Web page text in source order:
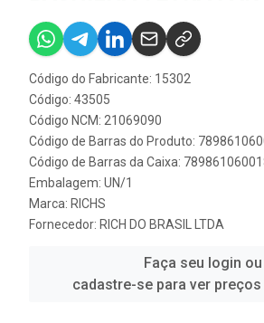
Código do Fabricante: 15302
Código: 43505
Código NCM: 21069090
Código de Barras do Produto:
Código de Barras da Caixa:
Embalagem: UN/1
Marca: RICHS
Fornecedor: RICH DO BRASIL LTDA
Faça seu login ou
cadastre-se para ver